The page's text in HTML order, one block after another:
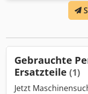
sized networks.
Ethernet)
installation and
Gebrauchte
Ersatzteile (1)
Jetzt